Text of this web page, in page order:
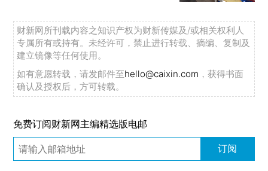
财新网所刊载内容之知识产权为财新传媒及/或相关权利人
专属所有或持有。未经许可，禁止进行转载、摘编、复制及
建立镜像等任何使用。
如有意愿转载，请发邮件至hello@caixin.com ，获得书面
确认及授权后，方可转载。
免费订阅财新网主编精选版电邮
订阅